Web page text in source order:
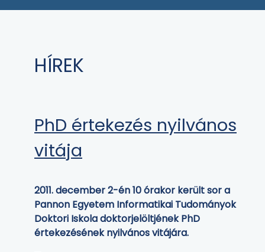
HÍREK
PhD értekezés nyilvános
vitája
2011. december 2-én 10 órakor került sor a
Pannon Egyetem Informatikai Tudományok
Doktori Iskola doktorjelöltjének PhD
értekezésének nyilvános vitájára.